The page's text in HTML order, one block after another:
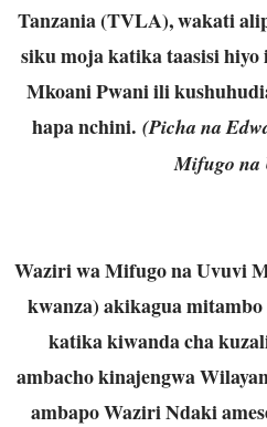
Tanzania (TVLA), wakati
siku moja katika taasisi
Mkoani Pwani ili
hapa nchini. (Picha na
Mifugo na
Waziri wa Mifugo na Uvuvi
kwanza) akikagua
katika kiwanda cha
ambacho kinajengwa
ambapo Waziri Ndaki